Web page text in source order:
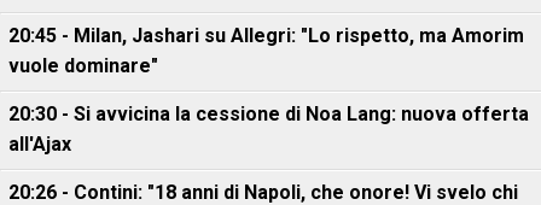
20:45 - Milan, Jashari su Allegri: "Lo rispetto, ma Amorim
vuole dominare"
20:30 - Si avvicina la cessione di Noa Lang: nuova offerta
all'Ajax
20:26 - Contini: "18 anni di Napoli, che onore! Vi svelo chi